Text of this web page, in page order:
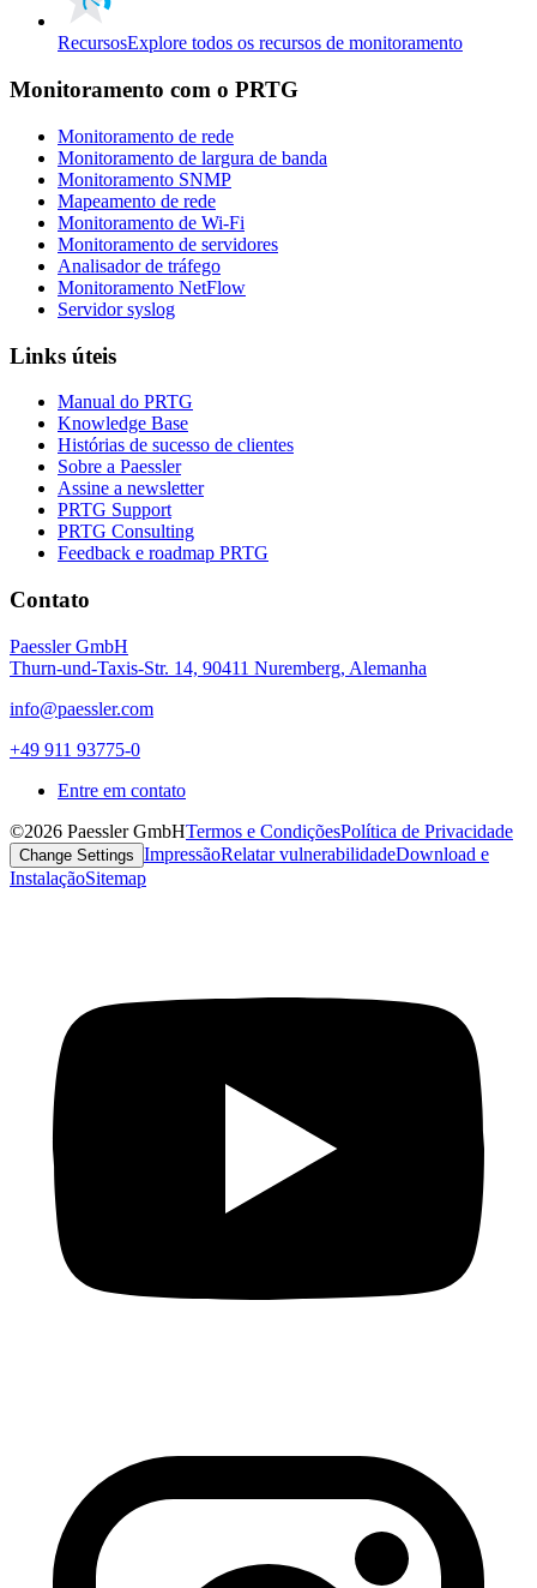
RecursosExplore todos os recursos de monitoramento
Monitoramento com o PRTG
Monitoramento de rede
Monitoramento de largura de banda
Monitoramento SNMP
Mapeamento de rede
Monitoramento de Wi-Fi
Monitoramento de servidores
Analisador de tráfego
Monitoramento NetFlow
Servidor syslog
Links úteis
Manual do PRTG
Knowledge Base
Histórias de sucesso de clientes
Sobre a Paessler
Assine a newsletter
PRTG Support
PRTG Consulting
Feedback e roadmap PRTG
Contato
Paessler GmbH
Thurn-und-Taxis-Str. 14, 90411 Nuremberg, Alemanha
info@paessler.com
+49 911 93775-0
Entre em contato
©2026 Paessler GmbHTermos e CondiçõesPolítica de Privacidade
Change Settings ImpressãoRelatar vulnerabilidadeDownload e
InstalaçãoSitemap